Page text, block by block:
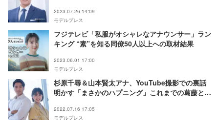
2023.07.26 14:09
モデルプレス
フジテレビ「私服がオシャレなアナウンサー」ラン
キング “素”を知る同僚50人以上への取材結果
2023.06.01 17:00
モデルプレス
杉原千尋＆山本賢太アナ、YouTube撮影での裏話
明かす「まさかのハプニング」これまでの葛藤と夢
レス連載＜“素”っぴんトーク＞】
2022.07.16 17:05
モデルプレス